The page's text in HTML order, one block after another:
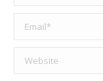
Email *
Website